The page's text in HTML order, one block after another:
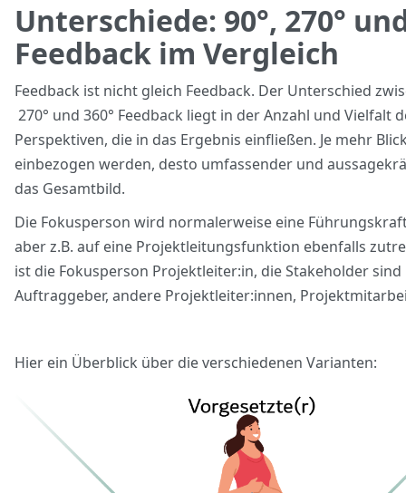
Unterschiede: 90°, 270°
Feedback im Vergleich
Feedback ist nicht gleich Feedback. Der Unterschied
270° und 360° Feedback liegt in der Anzahl und Vielfalt
Perspektiven, die in das Ergebnis einfließen. Je mehr
einbezogen werden, desto umfassender und
das Gesamtbild.
Die Fokusperson wird normalerweise eine
aber z.B. auf eine Projektleitungsfunktion ebenfalls
ist die Fokusperson Projektleiter:in, die Stakeholder sind
Auftraggeber, andere Projektleiter:innen,
Hier ein Überblick über die verschiedenen Varianten: